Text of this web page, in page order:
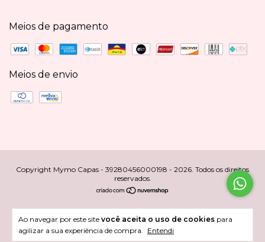
Ao navegar por este site você aceita o uso de cookies para
agilizar a sua experiência de compra. Entendi
Meios de pagamento
Meios de envio
Copyright Mymo Capas - 39280456000198 - 2026. Todos os direitos
reservados.